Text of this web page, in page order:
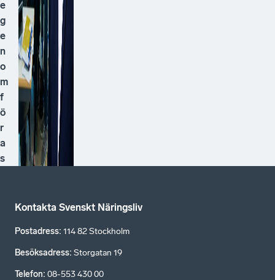
e
g
e
n
o
m
f
ö
r
a
s
Kontakta Svenskt Näringsliv
Postadress: 114 82 Stockholm
Besöksadress: Storgatan 19
Telefon: 08-553 430 00